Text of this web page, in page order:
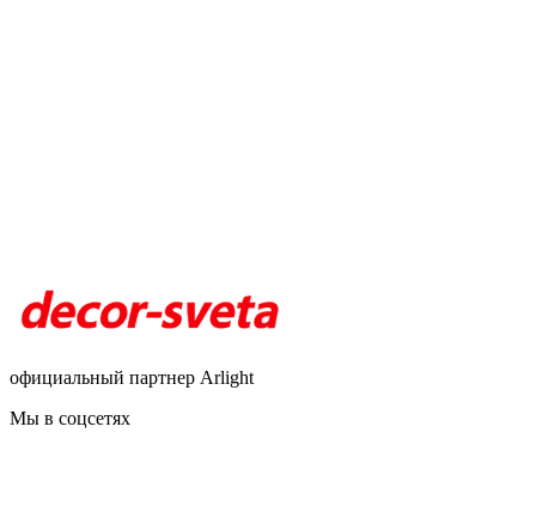
официальный партнер Arlight
Мы в соцсетях